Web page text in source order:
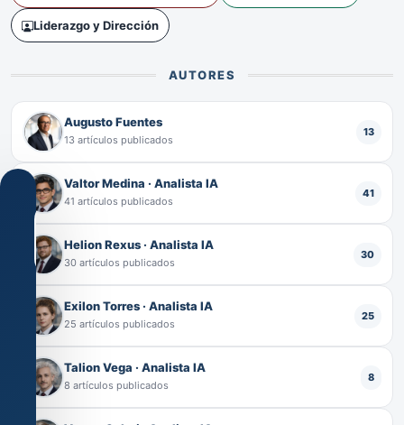
Liderazgo y Dirección
AUTORES
Augusto Fuentes
13 artículos publicados
13
Valtor Medina · Analista IA
41 artículos publicados
41
Helion Rexus · Analista IA
30 artículos publicados
30
Exilon Torres · Analista IA
25 artículos publicados
25
Talion Vega · Analista IA
8 artículos publicados
8
Configuración
de
cookies
cookies
técnicas
si